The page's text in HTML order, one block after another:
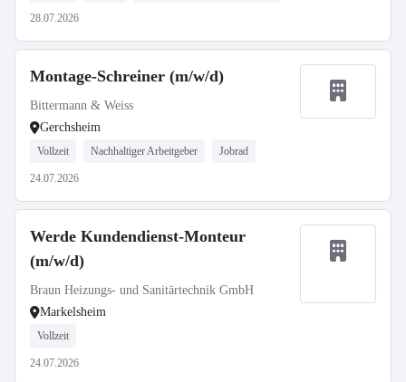
28.07.2026
Montage-Schreiner (m/w/d)
Bittermann & Weiss
Gerchsheim
Vollzeit Nachhaltiger Arbeitgeber Jobrad
24.07.2026
Werde Kundendienst-Monteur
(m/w/d)
Braun Heizungs- und Sanitärtechnik GmbH
Markelsheim
Vollzeit
24.07.2026